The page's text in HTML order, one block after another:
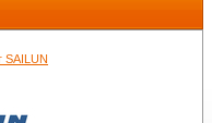
SAILUN